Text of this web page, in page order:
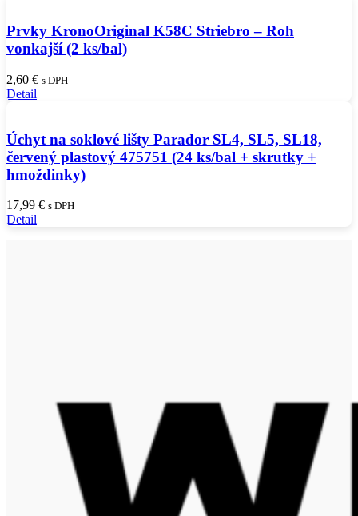
Prvky KronoOriginal K58C Striebro – Roh
vonkajší (2 ks/bal)
2,60 € s DPH
Detail
Úchyt na soklové lišty Parador SL4, SL5, SL18,
červený plastový 475751 (24 ks/bal + skrutky +
hmoždinky)
17,99 € s DPH
Detail